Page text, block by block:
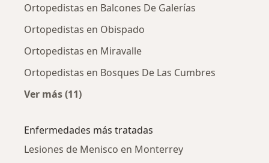
Ortopedistas en Balcones De Galerías
Ortopedistas en Obispado
Ortopedistas en Miravalle
Ortopedistas en Bosques De Las Cumbres
Ver más (11)
Enfermedades más tratadas
Lesiones de Menisco en Monterrey